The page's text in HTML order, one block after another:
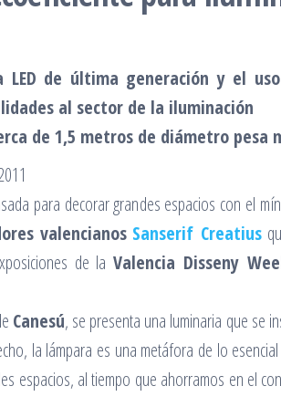
LED de última generación y el
al sector de la iluminación
de 1,5 metros de diámetro
para decorar grandes espacios con el
valencianos Sanserif Creatius
de laValencia Disseny
Canesú, se presenta una luminaria que se
la lámpara es una metáfora de lo
espacios, al tiempo que ahorramos en el